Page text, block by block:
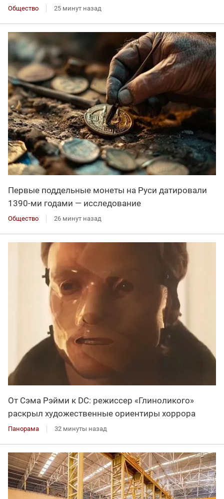
Общество 25 минут назад
Первые поддельные монеты на Руси датировали
1390-ми годами — исследование
Общество 26 минут назад
От Сэма Рэйми к DC: режиссер «Глиноликого»
раскрыл художественные ориентиры хоррора
Панорама 32 минуты назад